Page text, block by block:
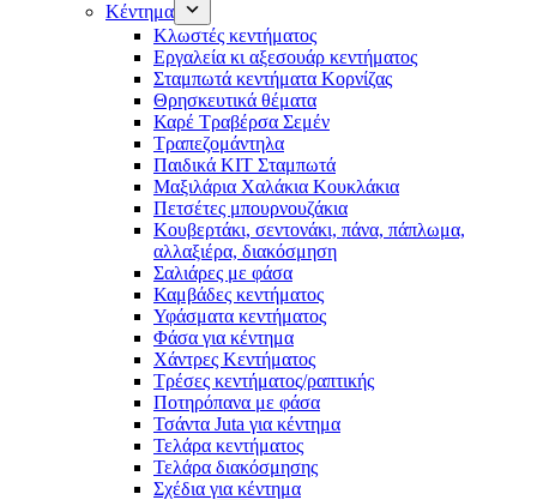
Κέντημα
Κλωστές κεντήματος
Eργαλεία κι αξεσουάρ κεντήματος
Σταμπωτά κεντήματα Κορνίζας
Θρησκευτικά θέματα
Καρέ Τραβέρσα Σεμέν
Τραπεζομάντηλα
Παιδικά KIT Σταμπωτά
Μαξιλάρια Χαλάκια Κουκλάκια
Πετσέτες μπουρνουζάκια
Κουβερτάκι, σεντονάκι, πάνα, πάπλωμα,
αλλαξιέρα, διακόσμηση
Σαλιάρες με φάσα
Καμβάδες κεντήματος
Υφάσματα κεντήματος
Φάσα για κέντημα
Χάντρες Κεντήματος
Τρέσες κεντήματος/ραπτικής
Ποτηρόπανα με φάσα
Τσάντα Juta για κέντημα
Τελάρα κεντήματος
Τελάρα διακόσμησης
Σχέδια για κέντημα